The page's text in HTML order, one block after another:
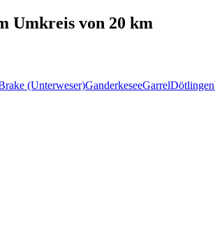
Umkreis von 20 km
(Unterweser)GanderkeseeGarrelDötlingen